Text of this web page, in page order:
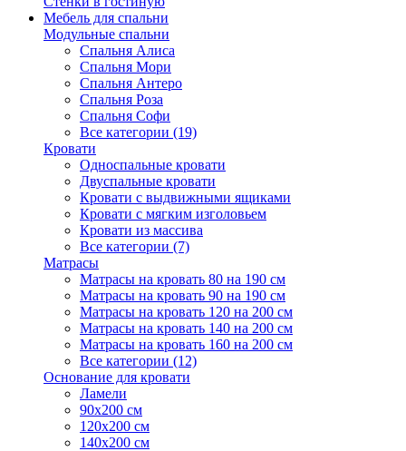
Мебель для спальни
Модульные спальни
Спальня Алиса
Спальня Мори
Спальня Антеро
Спальня Роза
Спальня Софи
Все категории (19)
Кровати
Односпальные кровати
Двуспальные кровати
Кровати с выдвижными ящиками
Кровати с мягким изголовьем
Кровати из массива
Все категории (7)
Матрасы
Матрасы на кровать 80 на 190 см
Матрасы на кровать 90 на 190 см
Матрасы на кровать 120 на 200 см
Матрасы на кровать 140 на 200 см
Матрасы на кровать 160 на 200 см
Все категории (12)
Основание для кровати
Ламели
90х200 см
120х200 см
140х200 см